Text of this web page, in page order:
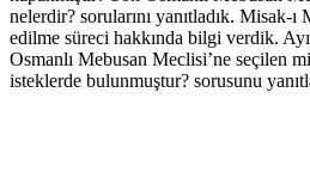
nelerdir? sorularını yanıtladık. Misak-ı
edilme süreci hakkında bilgi verdik.
Osmanlı Mebusan Meclisi’ne seçilen
isteklerde bulunmuştur? sorusunu